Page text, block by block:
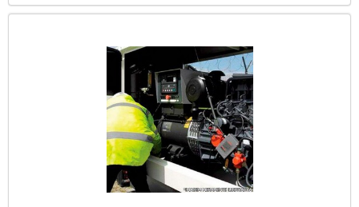
poeira e aberto para receber boa ventilação; Certifique -